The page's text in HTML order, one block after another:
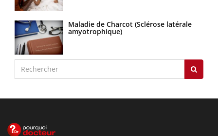
Maladie de Charcot (Sclérose latérale
amyotrophique)